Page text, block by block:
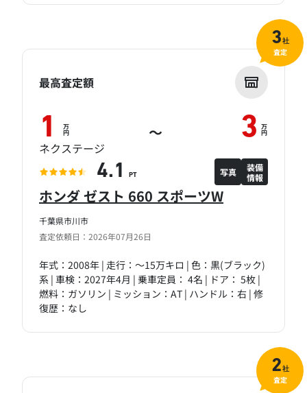
千葉県市川市
査定依頼日：2026年07月26日
ホンダ ゼスト 660 スポーツW
年式：2008年 | 走行：～15万キロ | 色：黒(ブラック)
系 | 車検：2027年4月 | 乗車定員： 4名 | ドア： 5枚 |
燃料：ガソリン | ミッション：AT | ハンドル：右 | 修
復歴：なし
最高査定額
1 万
円 ～ 3 万
円
ネクステージ
4.1 PT 写真
装備
情報
3社
査定
2社
査定